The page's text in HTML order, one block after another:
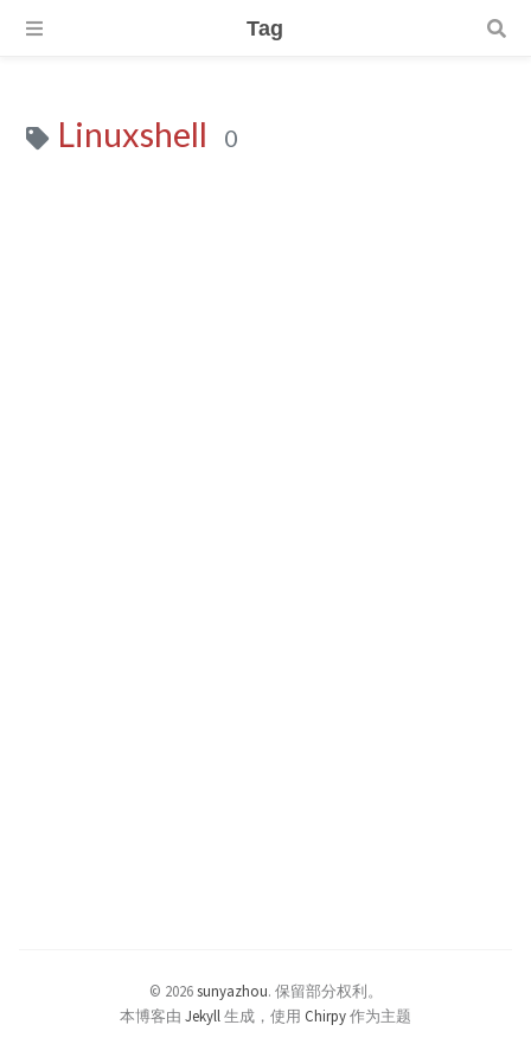
Tag
Linuxshell 0
© 2026sunyazhou. 保留部分权利。
本博客由 Jekyll 生成，使用 Chirpy作为主题